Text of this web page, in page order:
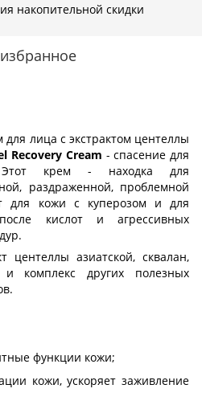
накопительной скидки
лица с экстрактом центеллы
Recovery Cream - спасение для
Этот крем - находка для
раздраженной, проблемной
для кожи с куперозом и для
кислот и агрессивных
центеллы азиатской, сквалан,
комплекс других полезных
функции кожи;
кожи, ускоряет заживление